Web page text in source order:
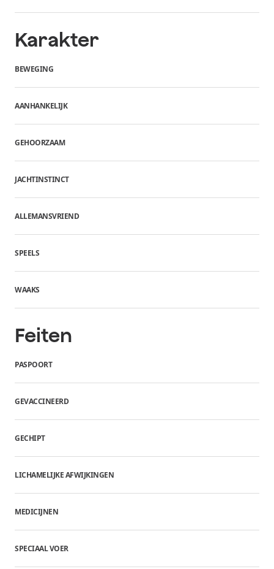
Karakter
BEWEGING
AANHANKELIJK
GEHOORZAAM
JACHTINSTINCT
ALLEMANSVRIEND
SPEELS
WAAKS
Feiten
PASPOORT
GEVACCINEERD
GECHIPT
LICHAMELIJKE AFWIJKINGEN
MEDICIJNEN
SPECIAAL VOER